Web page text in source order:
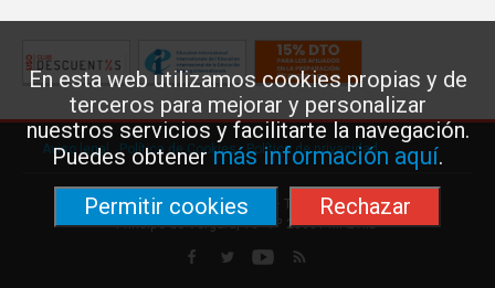
En esta web utilizamos cookies propias y de
terceros para mejorar y personalizar
nuestros servicios y facilitarte la navegación.
Puedes obtenermás información aquí.
Permitir cookies
Rechazar
Aviso legal·Política de Cookies·Política de privacidad
Federación de Enseñanza de USO · Teléfono: 91 577 41 13 ·
Príncipe de Vergara, 13 · 7º 28001 MADRID